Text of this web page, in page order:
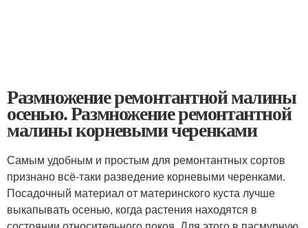
Размножение ремонтантной малины
осенью. Размножение ремонтантной
малины корневыми черенками
Самым удобным и простым для ремонтантных сортов
признано всё-таки разведение корневыми черенками.
Посадочный материал от материнского куста лучше
выкапывать осенью, когда растения находятся в